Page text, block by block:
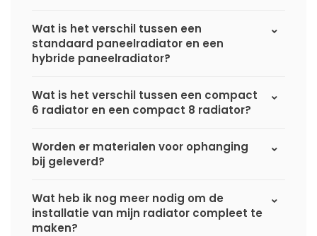
Wat is het verschil tussen een
standaard paneelradiator en een
hybride paneelradiator?
Wat is het verschil tussen een compact
6 radiator en een compact 8 radiator?
Worden er materialen voor ophanging
bij geleverd?
Wat heb ik nog meer nodig om de
installatie van mijn radiator compleet te
maken?